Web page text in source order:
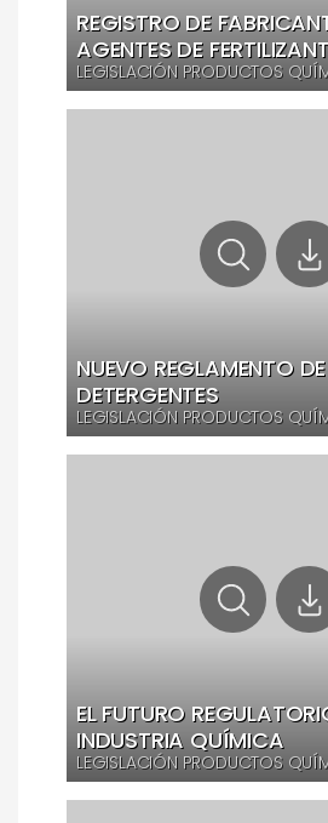
REGISTRO DE
AGENTES DE
LEGISLACIÓN PRODUCTOS
NUEVO REGLAMENTO DE
DETERGENTES
LEGISLACIÓN PRODUCTOS
EL FUTURO
INDUSTRIA QUÍMICA
LEGISLACIÓN PRODUCTOS